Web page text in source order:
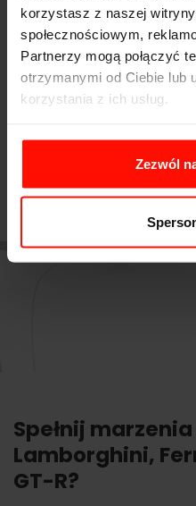
korzystasz z naszej
społecznościowym,
Partnerzy mogą połączyć
otrzymanymi od Ciebie lub
korzystania z ich usług.
Zezwól
samochodów. Polecili mi
Znalazłam super prezent!
Spełnij
Lamborghini,
GT-R?